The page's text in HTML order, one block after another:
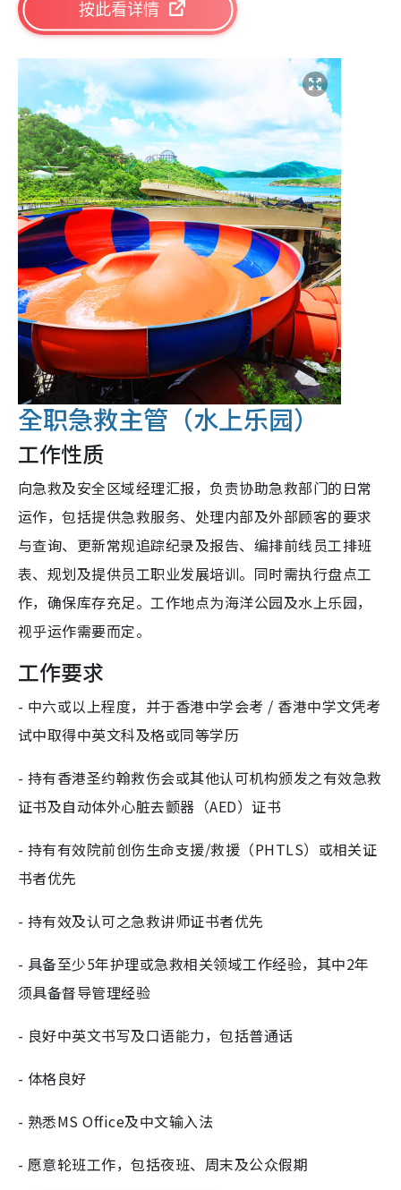
按此看详情
全职急救主管（水上乐园）
工作性质
向急救及安全区域经理汇报，负责协助急救部门的日常
运作，包括提供急救服务、处理内部及外部顾客的要求
与查询、更新常规追踪纪录及报告、编排前线员工排班
表、规划及提供员工职业发展培训。同时需执行盘点工
作，确保库存充足。工作地点为海洋公园及水上乐园，
视乎运作需要而定。
工作要求
- 中六或以上程度，并于香港中学会考 / 香港中学文凭考
试中取得中英文科及格或同等学历
- 持有香港圣约翰救伤会或其他认可机构颁发之有效急救
证书及自动体外心脏去颤器（AED）证书
- 持有有效院前创伤生命支援/救援（PHTLS）或相关证
书者优先
- 持有效及认可之急救讲师证书者优先
- 具备至少5年护理或急救相关领域工作经验，其中2年
须具备督导管理经验
- 良好中英文书写及口语能力，包括普通话
- 体格良好
- 熟悉MS Office及中文输入法
- 愿意轮班工作，包括夜班、周末及公众假期